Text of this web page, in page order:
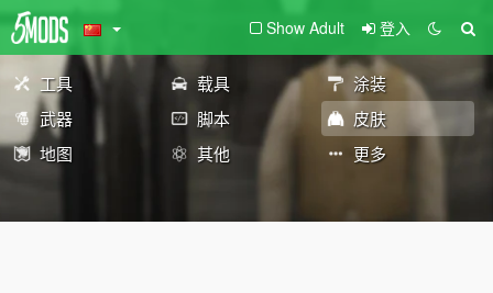
Show Adult 登入
工具 载具
涂装
武器
脚本
皮肤
地图
其他 更多